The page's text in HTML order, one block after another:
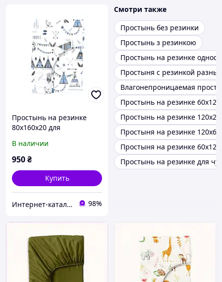
Простынь на резинке
80х160х20 для
856493MA0T
В наличии
950₴
Купить
Интер​нет-ка​та​лог с​ки​​док "ZAKAZ!K" 98%
Смотри также
Простынь без резинки
Простынь з резинкою
Простынь на резинке
Простыня с резинкой
Влагонепроницаемая
Простынь на резинке
Простынь на резинке
Простыня на резинке
Простыня на резинке
Простынь на резинке для